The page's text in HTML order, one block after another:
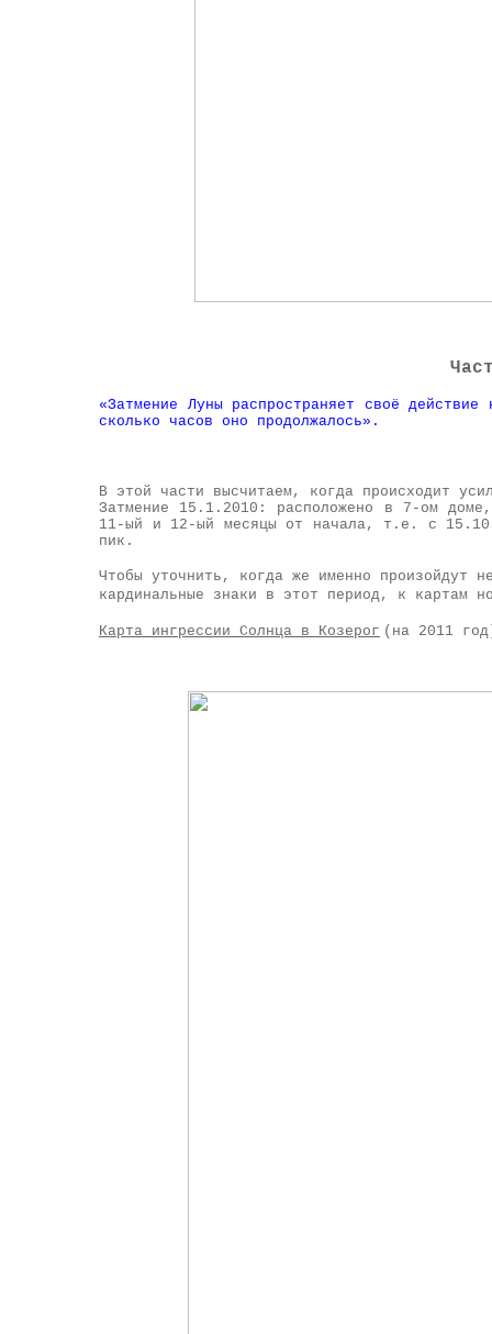
«Затмение Луны распространяет своё
сколько часов оно продолжалось».
В этой части высчитаем, когда происходит
Затмение 15.1.2010: расположено в 7-ом
11-ый и 12-ый месяцы от начала, т.е. с
пик.
Чтобы уточнить, когда же именно произойдут
кардинальные знаки в этот период, к картам
Карта ингрессии Солнца в Козерог (на 2011